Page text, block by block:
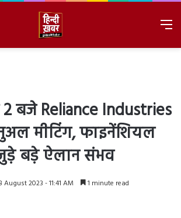
बजे Reliance Industries
मीटिंग, फाइनेंशियल
बड़े ऐलान संभव
August 2023 - 11:41 AM 1 minute read